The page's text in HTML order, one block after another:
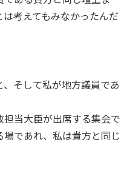
考えてもみなかったんだ
そして私が地方議員であ
当大臣が出席する集会で
であれ、私は貴方と同じ